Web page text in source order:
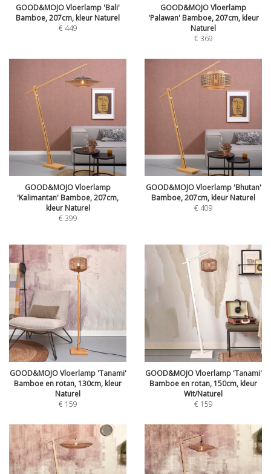
GOOD&MOJO Vloerlamp 'Bali'
Bamboe, 207cm, kleur Naturel
€449
GOOD&MOJO Vloerlamp
'Palawan' Bamboe, 207cm, kleur
Naturel
€369
GOOD&MOJO Vloerlamp
'Kalimantan' Bamboe, 207cm,
kleur Naturel
€399
GOOD&MOJO Vloerlamp 'Bhutan'
Bamboe, 207cm, kleur Naturel
€409
GOOD&MOJO Vloerlamp 'Tanami'
Bamboe en rotan, 130cm, kleur
Naturel
€ 159
GOOD&MOJO Vloerlamp 'Tanami'
Bamboe en rotan, 150cm, kleur
Wit/Naturel
€ 159